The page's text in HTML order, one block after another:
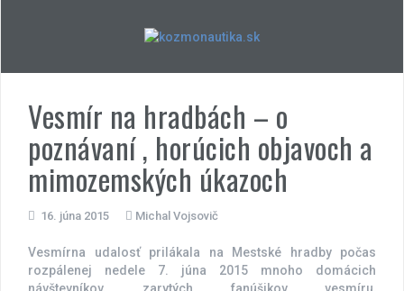
Vesmír na hradbách – o
poznávaní , horúcich objavoch a
mimozemských úkazoch
16. júna 2015 Michal Vojsovič
Vesmírna udalosť prilákala na Mestské hradby počas
rozpálenej nedele 7. júna 2015 mnoho domácich